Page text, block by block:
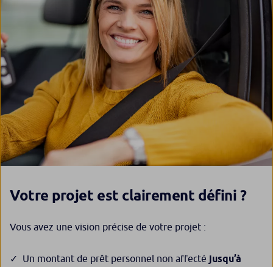
Votre projet est clairement défini ?
Vous avez une vision précise de votre projet :
Un montant de prêt personnel non affecté jusqu’à